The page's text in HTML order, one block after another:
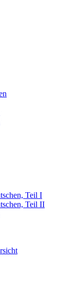
Teil I
Teil II